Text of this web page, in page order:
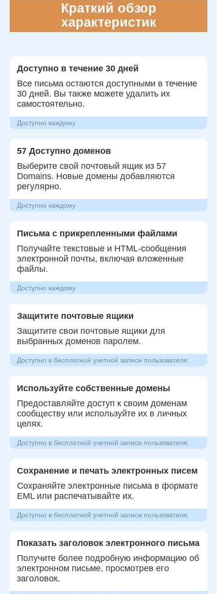
Краткий обзор
характеристик
Доступно в течение 30 дней
Все письма остаются доступными в течение
30 дней. Вы также можете удалить их
самостоятельно.
Доступно каждому
57 Доступно доменов
Выберите свой почтовый ящик из 57
Domains. Новые домены добавляются
регулярно.
Доступно каждому
Письма с прикрепленными файлами
Получайте текстовые и HTML-сообщения
электронной почты, включая вложенные
файлы.
Доступно каждому
Защитите почтовые ящики
Защитите свои почтовые ящики для
выбранных доменов паролем.
Доступно в бесплатной учетной записи пользователя.
Используйте собственные домены
Предоставляйте доступ к своим доменам
сообществу или используйте их в личных
целях.
Доступно в бесплатной учетной записи пользователя.
Сохранение и печать электронных писем
Сохраняйте электронные письма в формате
EML или распечатывайте их.
Доступно в бесплатной учетной записи пользователя.
Показать заголовок электронного письма
Получите более подробную информацию об
электронном письме, просмотрев его
заголовок.